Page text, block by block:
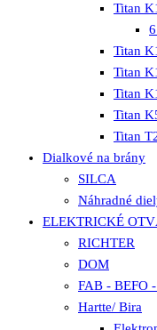
Titan
Titan
Titan
Titan
Titan
Titan
Dialkové na brány
SILCA
Náhradné
ELEKTRICKÉ
RICHTER
DOM
FAB - BEFO
Hartte/ Bira